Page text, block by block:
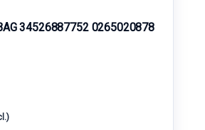
34526887752 0265020878